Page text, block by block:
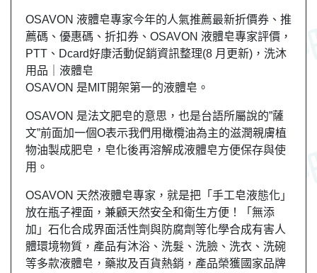
OSAVON 液體皂專家今年的人氣推薦最新折價券、推
薦碼、優惠碼、折扣券、OSAVON 液體皂專家評價，
PTT、Dcard好康活動促銷資訊整理(8 月更新)，洗沐
用品｜液體皂
OSAVON 是MIT開架第一的液體皂。
OSAVON 是法文肥皂的意思，也是台語所屬說的”薩
文”前面加一個O表示我們用橄欖油為主的滋潤親膚植
物油製成肥皂，皂化後再溶解成液體皂方便保存與使
用。
OSAVON 天然液體皂專家，就是把「手工皂液態化」
放在瓶子裡面，兼顧天然安全和衛生方便！「無添
加」石化合成界面活性劑與防腐劑等化學合成有害人
體環境物質，產品有沐浴、洗髮、洗臉、洗衣、洗碗
等多款液體皂，藥妝及百貨熱銷，產品榮獲國家品牌